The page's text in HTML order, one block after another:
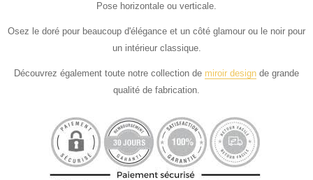
Pose horizontale ou verticale.
Osez le doré pour beaucoup d'élégance et un côté glamour ou le noir pour
un intérieur classique.
Découvrez également toute notre collection de miroir design de grande
qualité de fabrication.